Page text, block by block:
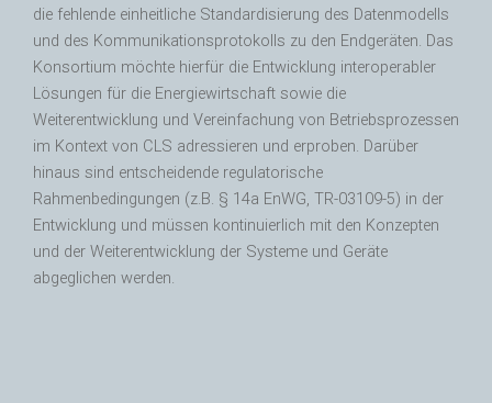
die fehlende einheitliche Standardisierung des Datenmodells
und des Kommunikationsprotokolls zu den Endgeräten. Das
Konsortium möchte hierfür die Entwicklung interoperabler
Lösungen für die Energiewirtschaft sowie die
Weiterentwicklung und Vereinfachung von Betriebsprozessen
im Kontext von CLS adressieren und erproben. Darüber
hinaus sind entscheidende regulatorische
Rahmenbedingungen (z.B. § 14a EnWG, TR-03109-5) in der
Entwicklung und müssen kontinuierlich mit den Konzepten
und der Weiterentwicklung der Systeme und Geräte
abgeglichen werden.